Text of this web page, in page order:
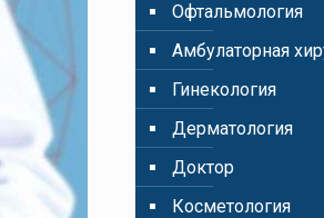
Oфтальмология
Амбулаторная
Гинекология
Дерматология
Доктор
Косметология